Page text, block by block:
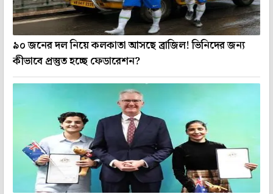
৯০ জনের দল নিয়ে কলকাতা আসছে ব্রাজিল! ভিনিদের জন্য
কীভাবে প্রস্তুত হচ্ছে ফেডারেশন?